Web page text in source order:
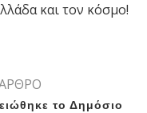
και τον κόσμο!
το Δημόσιο